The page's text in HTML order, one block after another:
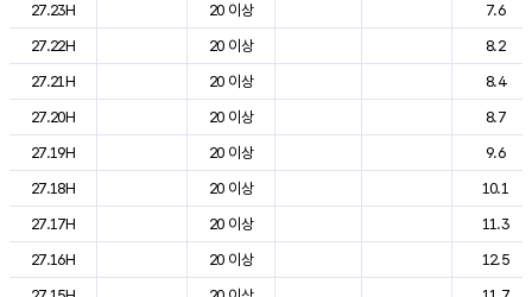
27.23H
20 이상
7.6
27.22H
20 이상
8.2
27.21H
20 이상
8.4
27.20H
20 이상
8.7
27.19H
20 이상
9.6
27.18H
20 이상
10.1
27.17H
20 이상
11.3
27.16H
20 이상
12.5